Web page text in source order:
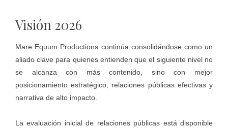
Visión 2026
Mare Equum Productions continúa consolidándose como un
aliado clave para quienes entienden que el siguiente nivel no
se alcanza con más contenido, sino con mejor
posicionamiento estratégico, relaciones públicas efectivas y
narrativa de alto impacto.
La evaluación inicial de relaciones públicas está disponible